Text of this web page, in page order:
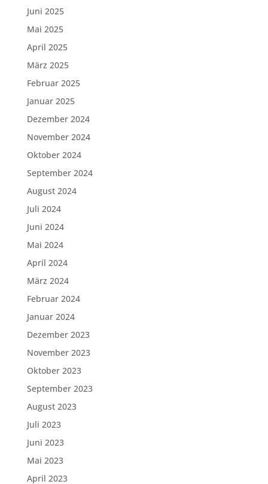
Juni 2025
Mai 2025
April 2025
März 2025
Februar 2025
Januar 2025
Dezember 2024
November 2024
Oktober 2024
September 2024
August 2024
Juli 2024
Juni 2024
Mai 2024
April 2024
März 2024
Februar 2024
Januar 2024
Dezember 2023
November 2023
Oktober 2023
September 2023
August 2023
Juli 2023
Juni 2023
Mai 2023
April 2023